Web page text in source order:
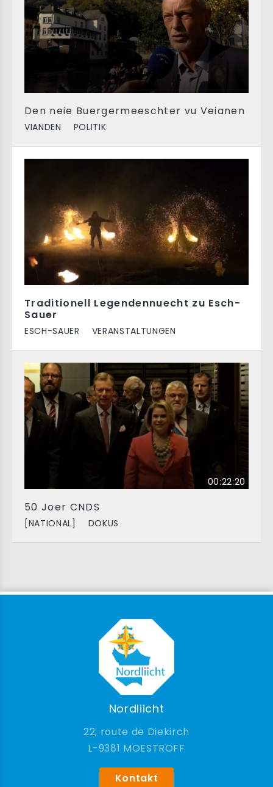
Den neie Buergermeeschter vu Veianen
VIANDEN POLITIK
Traditionell Legendennuecht zu Esch-
Sauer
ESCH-SAUER VERANSTALTUNGEN
00:22:20
50 Joer CNDS
[NATIONAL] DOKUS
Nordliicht
22, route de Diekirch
9381 MOESTROFF
Kontakt